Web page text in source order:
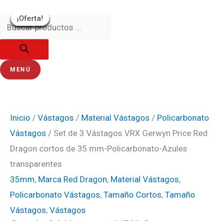
contenido
de
productos
MENÚ
¡Oferta!
Inicio / Vástagos / Material Vástagos / Policarbonato
Vástagos / Set de 3 Vástagos VRX Gerwyn Price Red
Dragon cortos de 35 mm-Policarbonato-Azules
transparentes
35mm, Marca Red Dragon, Material Vástagos,
Policarbonato Vástagos, Tamaño Cortos, Tamaño
Vástagos, Vástagos
precio
original
₡1900.
de
3
Vástagos
VRX
Red
Dragon
cortos
de
35
mm-
Policarbonato-
¡Oferta!
¡Oferta!
precio
¡Oferta!
¡Oferta!
precio
¡Oferta!
¡Oferta!
precio
¡Oferta!
¡Oferta!
precio